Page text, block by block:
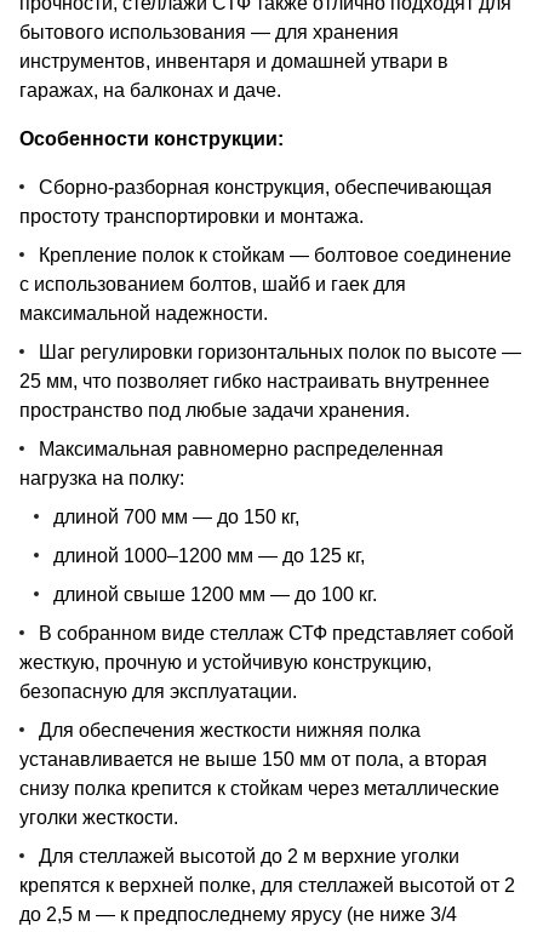
бытового использования — для хранения
инструментов, инвентаря и домашней утвари в
гаражах, на балконах и даче.
Особенности конструкции:
Сборно-разборная конструкция, обеспечивающая
простоту транспортировки и монтажа.
Крепление полок к стойкам — болтовое соединение
с использованием болтов, шайб и гаек для
максимальной надежности.
Шаг регулировки горизонтальных полок по высоте —
25 мм, что позволяет гибко настраивать внутреннее
пространство под любые задачи хранения.
Максимальная равномерно распределенная
нагрузка на полку:
длиной 700 мм — до 150 кг,
длиной 1000–1200 мм — до 125 кг,
длиной свыше 1200 мм — до 100 кг.
В собранном виде стеллаж СТФ представляет собой
жесткую, прочную и устойчивую конструкцию,
безопасную для эксплуатации.
Для обеспечения жесткости нижняя полка
устанавливается не выше 150 мм от пола, а вторая
снизу полка крепится к стойкам через металлические
уголки жесткости.
Для стеллажей высотой до 2 м верхние уголки
крепятся к верхней полке, для стеллажей высотой от 2
до 2,5 м — к предпоследнему ярусу (не ниже 3/4